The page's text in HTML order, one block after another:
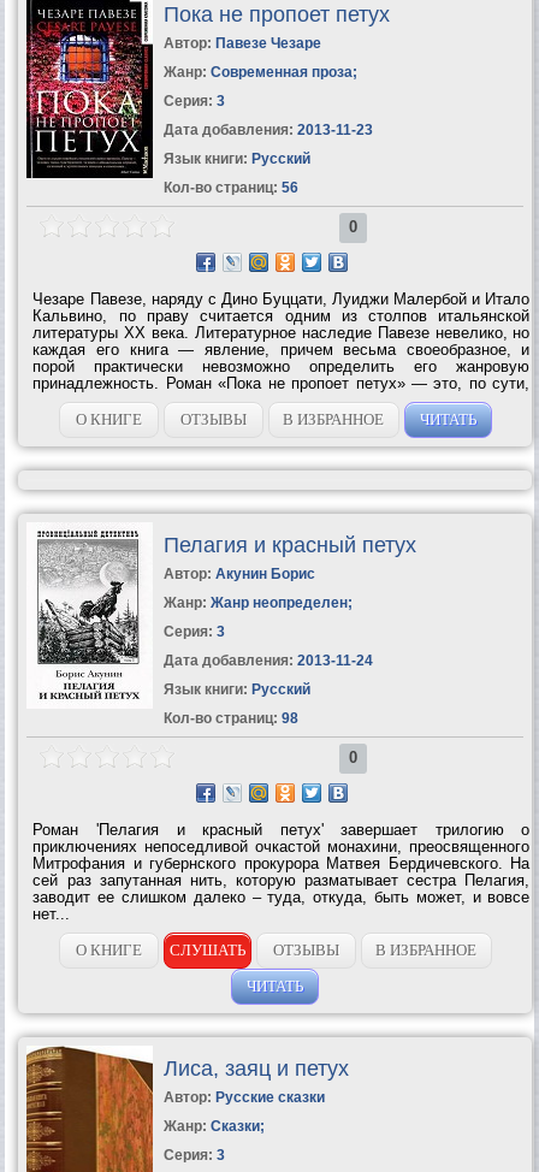
Пока не пропоет петух
Автор: Павезе Чезаре
Жанр: Современная проза;
Серия: 3
Дата добавления: 2013-11-23
Язык книги: Русский
Кол-во страниц: 56
0
Чезаре Павезе, наряду с Дино Буццати, Луиджи Малербой и Итало
Кальвино, по праву считается одним из столпов итальянской
литературы XX века. Литературное наследие Павезе невелико, но
каждая его книга — явление, причем весьма своеобразное, и
порой практически невозможно определить его жанровую
принадлежность. Роман «Пока не пропоет петух» — это, по сути,
два романа, слитых самим автором воедино: «Тюрьма» и «Дом на
холме». Объединяют...
О КНИГЕ ОТЗЫВЫ В ИЗБРАННОЕ ЧИТАТЬ
Пелагия и красный петух
Автор: Акунин Борис
Жанр: Жанр неопределен;
Серия: 3
Дата добавления: 2013-11-24
Язык книги: Русский
Кол-во страниц: 98
0
Роман 'Пелагия и красный петух' завершает трилогию о
приключениях непоседливой очкастой монахини, преосвященного
Митрофания и губернского прокурора Матвея Бердичевского. На
сей раз запутанная нить, которую разматывает сестра Пелагия,
заводит ее слишком далеко – туда, откуда, быть может, и вовсе
нет...
О КНИГЕ
СЛУШАТЬ ОТЗЫВЫ
В ИЗБРАННОЕ
ЧИТАТЬ
Лиса, заяц и петух
Автор: Русские сказки
Жанр: Сказки;
Серия: 3